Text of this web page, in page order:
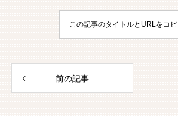
この記事のタイトルとURLをコ
前の記事